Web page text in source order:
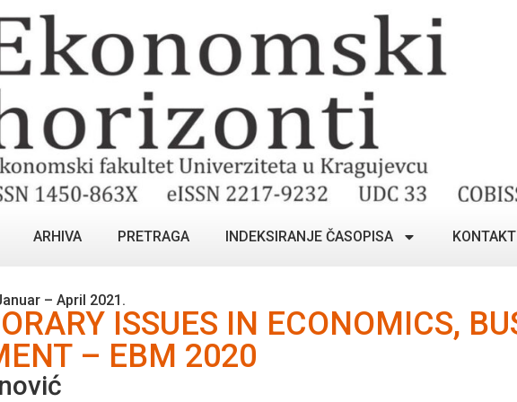
ARHIVA PRETRAGA INDEKSIRANJE ČASOPISA KONTAKT
– April 2021.
ISSUES IN ECONOMICS,
– EBM 2020